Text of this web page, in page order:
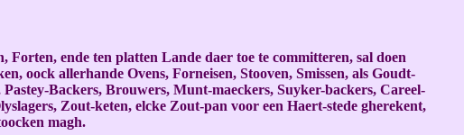
ende ten platten Lande daer toe te committeren, sal doen
oock allerhande Ovens, Forneisen, Stooven, Smissen, als Goudt-
Pastey-Backers, Brouwers, Munt-maeckers, Suyker-backers, Careel-
Zout-keten, elcke Zout-pan voor een Haert-stede gherekent,
magh.